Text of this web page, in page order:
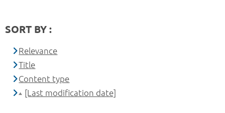
SORT BY :
Relevance
Title
Content type
[Last modification date]